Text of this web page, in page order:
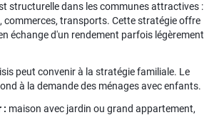
structurelle dans les communes attractives :
commerces, transports. Cette stratégie offre
échange d'un rendement parfois légèrement
peut convenir à la stratégie familiale. Le
à la demande des ménages avec enfants.
: maison avec jardin ou grand appartement,